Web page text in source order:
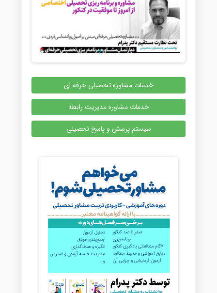
خدمات مشاوره تحصیلی حرفه ای
خدمات مشاوره مدیریت رابطه
سیستم پرسش و پاسخ تحصیلی